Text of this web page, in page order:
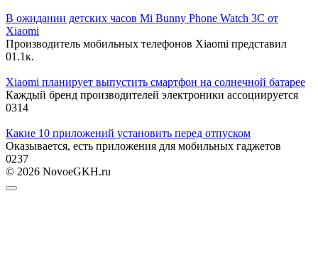
В ожидании детских часов Mi Bunny Phone Watch 3C от
Xiaomi
Производитель мобильных телефонов Xiaomi представил
01.1к.
Xiaomi планирует выпустить смартфон на солнечной батарее
Каждый бренд производителей электроники ассоциируется
0314
Какие 10 приложений установить перед отпуском
Оказывается, есть приложения для мобильных гаджетов
0237
© 2026 NovoeGKH.ru